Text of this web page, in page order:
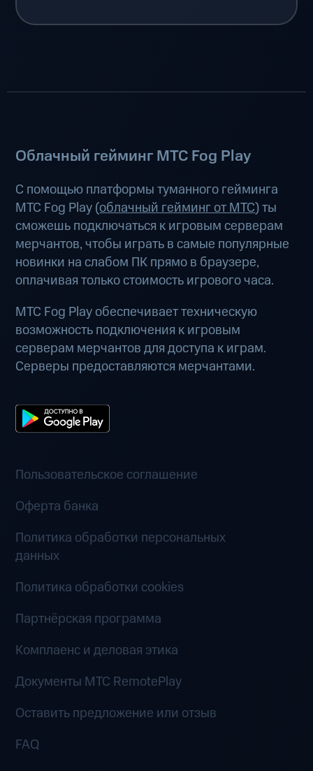
Облачный гейминг МТС Fog Play
С помощью платформы туманного гейминга
МТС Fog Play (облачный гейминг от МТС) ты
сможешь подключаться к игровым серверам
мерчантов, чтобы играть в самые популярные
новинки на слабом ПК прямо в браузере,
оплачивая только стоимость игрового часа.
МТС Fog Play обеспечивает техническую
возможность подключения к игровым
серверам мерчантов для доступа к играм.
Серверы предоставляются мерчантами.
Пользовательское соглашение
Оферта банка
Политика обработки персональных
данных
Политика обработки cookies
Партнёрская программа
Комплаенс и деловая этика
Документы MTC RemotePlay
Оставить предложение или отзыв
FAQ